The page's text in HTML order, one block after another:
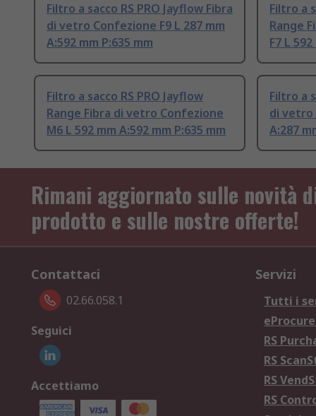
Filtro a sacco RS PRO Jayflow Fibra
di vetro Confezione F9 L 287 mm
A:592 mm P:635 mm
Filtro a
Range
F7 L
Filtro a sacco RS PRO Jayflow
Range Fibra di vetro Confezione
M6 L 592 mm A:592 mm P:635 mm
Filtro a
di vetro
A:287
Rimani aggiornato sulle novità
prodotto e sulle nostre offerte!
Contattaci
02.66.058.1
Seguici
Accettiamo
Servizi
Tutti i
RS
RS
RS
RS